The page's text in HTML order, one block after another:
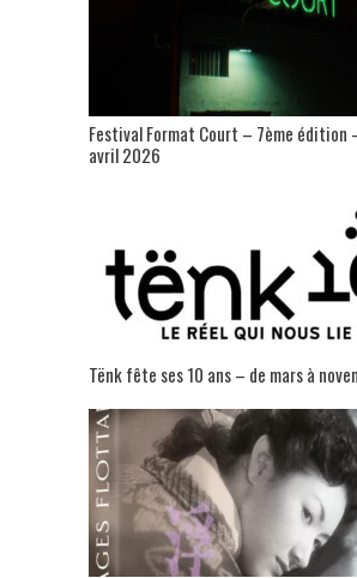
Festival Format Court – 7ème édition
avril 2026
Tënk fête ses 10 ans – de mars à